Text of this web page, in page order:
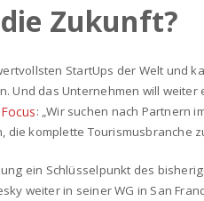
Zukunft?
StartUps der Welt und
Und das Unternehmen will
: „Wir suchen nach Partnern
die komplette Tourismusbranche
ein Schlüsselpunkt des
weiter in seiner WG in San